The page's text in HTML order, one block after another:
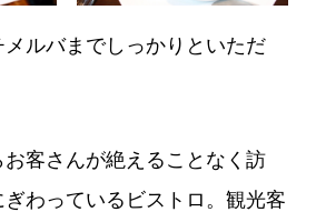
ルバまでしっかりといただ
客さんが絶えることなく訪
わっているビストロ。観光客